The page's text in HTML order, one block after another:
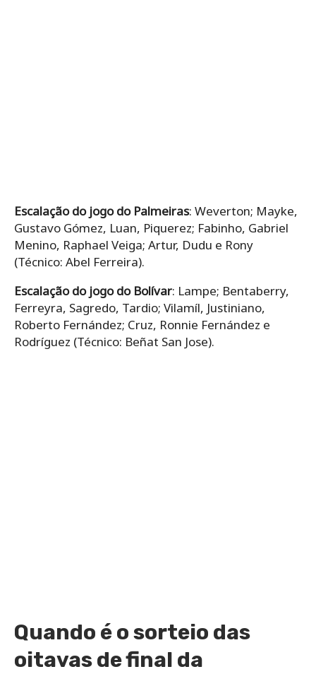
Escalação do jogo do Palmeiras: Weverton; Mayke,
Gustavo Gómez, Luan, Piquerez; Fabinho, Gabriel
Menino, Raphael Veiga; Artur, Dudu e Rony
(Técnico: Abel Ferreira).
Escalação do jogo do Bolívar: Lampe; Bentaberry,
Ferreyra, Sagredo, Tardio; Vilamíl, Justiniano,
Roberto Fernández; Cruz, Ronnie Fernández e
Rodríguez (Técnico: Beñat San Jose).
Quando é o sorteio das
oitavas de final da